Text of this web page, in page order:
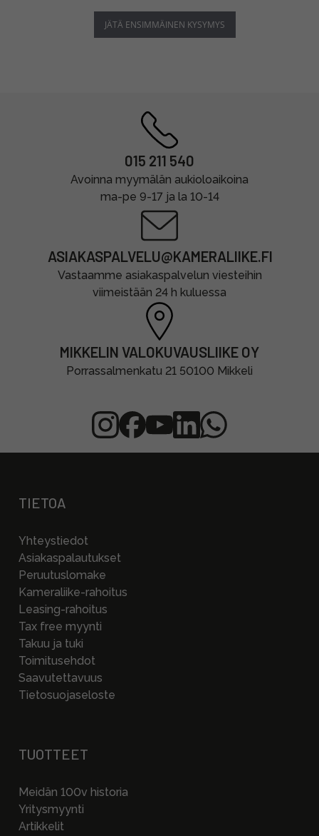
JÄTÄ ENSIMMÄINEN KYSYMYS
015 211 540
Avoinna myymälän aukioloaikoina
ma-pe 9-17 ja la 10-14
ASIAKASPALVELU@KAMERALIIKE.FI
Vastaamme asiakaspalvelun viesteihin
viimeistään 24 h kuluessa
MIKKELIN VALOKUVAUSLIIKE OY
Porrassalmenkatu 21 50100 Mikkeli
TIETOA
Yhteystiedot
Asiakaspalautukset
Peruutuslomake
Kameraliike-rahoitus
Leasing-rahoitus
Tax free myynti
Takuu ja tuki
Toimitusehdot
Saavutettavuus
Tietosuojaseloste
TUOTTEET
Meidän 100v historia
Yritysmyynti
Artikkelit